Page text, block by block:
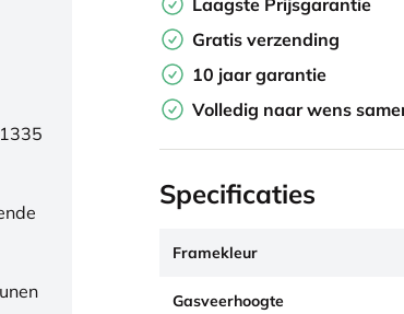
Laagste Prijsgarantie
Gratis verzending
10 jaar garantie
Volledig naar wens
Specificaties
Framekleur
Gasveerhoogte